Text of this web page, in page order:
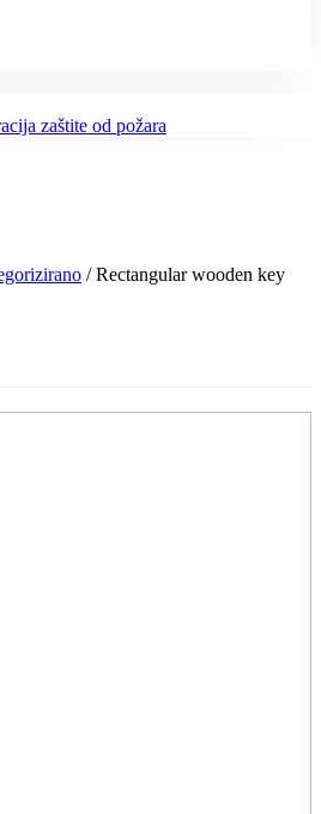
zaštite od požara
/ Rectangular wooden key